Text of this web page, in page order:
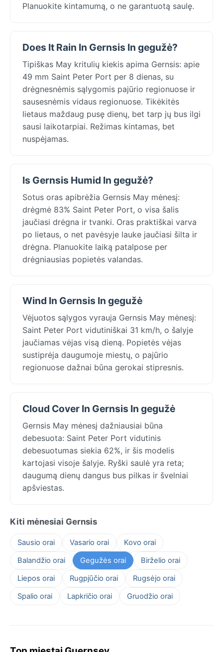
Planuokite kintamumą, o ne garantuotą saulę.
Does It Rain In Gernsis In gegužė?
Tipiškas May kritulių kiekis apima Gernsis: apie
49 mm Saint Peter Port per 8 dienas, su
drėgnesnėmis sąlygomis pajūrio regionuose ir
sausesnėmis vidaus regionuose. Tikėkitės
lietaus maždaug pusę dienų, bet tarp jų bus ilgi
sausi laikotarpiai. Režimas kintamas, bet
nuspėjamas.
Is Gernsis Humid In gegužė?
Sotus oras apibrėžia Gernsis May mėnesį:
drėgmė 83% Saint Peter Port, o visa šalis
jaučiasi drėgna ir tvanki. Oras praktiškai varva
po lietaus, o net pavėsyje lauke jaučiasi šilta ir
drėgna. Planuokite laiką patalpose per
drėgniausias popietės valandas.
Wind In Gernsis In gegužė
Vėjuotos sąlygos vyrauja Gernsis May mėnesį:
Saint Peter Port vidutiniškai 31 km/h, o šalyje
jaučiamas vėjas visą dieną. Popietės vėjas
sustiprėja daugumoje miestų, o pajūrio
regionuose dažnai būna gerokai stipresnis.
Cloud Cover In Gernsis In gegužė
Gernsis May mėnesį dažniausiai būna
debesuota: Saint Peter Port vidutinis
debesuotumas siekia 62%, ir šis modelis
kartojasi visoje šalyje. Ryški saulė yra reta;
daugumą dienų dangus bus pilkas ir švelniai
apšviestas.
Kiti mėnesiai Gernsis
Sausio orai Vasario orai
Kovo orai
Balandžio orai
Gegužės orai
Birželio orai
Liepos orai
Rugpjūčio orai
Rugsėjo orai
Spalio orai
Lapkričio orai Gruodžio orai